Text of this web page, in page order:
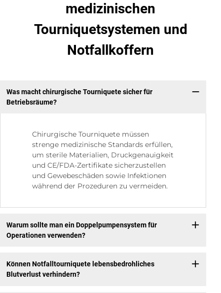
medizinischen
Tourniquetsystemen und
Notfallkoffern
Was macht chirurgische Tourniquete sicher für
Betriebsräume?
Chirurgische Tourniquete müssen
strenge medizinische Standards erfüllen,
um sterile Materialien, Druckgenauigkeit
und CE/FDA-Zertifikate sicherzustellen
und Gewebeschäden sowie Infektionen
während der Prozeduren zu vermeiden.
Warum sollte man ein Doppelpumpensystem für
Operationen verwenden?
Können Notfalltourniquete lebensbedrohliches
Blutverlust verhindern?